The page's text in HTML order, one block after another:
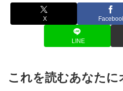
X
LINE
これを読むあなたに